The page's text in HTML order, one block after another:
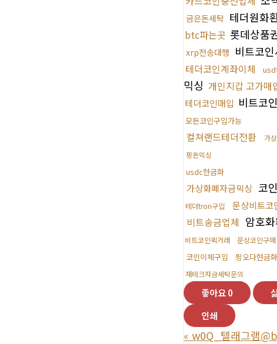
금은돈세탁 테더원화
btc파는곳 롯데상품
xrp전송대행 비트코
테더코인계좌이체
믹싱 개인지갑 고가매
테더코인매입 비트코
모든코인구입가능
컬쳐랜드테더전환 가
핑돈믹싱
usdc현금화
가상화폐자금믹싱 코
테더tron구입 문상비트코
비트송금업체 암호
비트코인퀵거래 문상코인구매
코인이체구입 핑오다현금화
재테크자금세탁문의
좋아요0
인쇄
« w0Q_텔래그램